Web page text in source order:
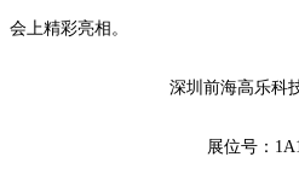
会上精彩亮相。
深圳前海高乐科
展位号：